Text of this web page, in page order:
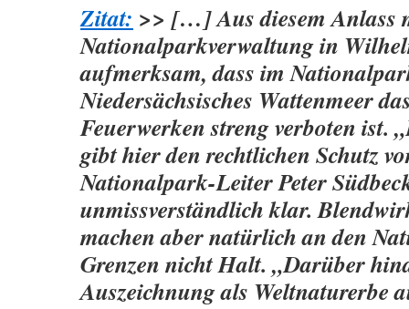
Zitat: >> […] Aus diesem Anlass
Nationalparkverwaltung in
aufmerksam, dass im
Niedersächsisches Wattenmeer
Feuerwerken streng verboten ist.
gibt hier den rechtlichen Schutz
Nationalpark-Leiter Peter
unmissverständlich klar.
machen aber natürlich an den
Grenzen nicht Halt. „Darüber
Auszeichnung als Weltnaturerbe